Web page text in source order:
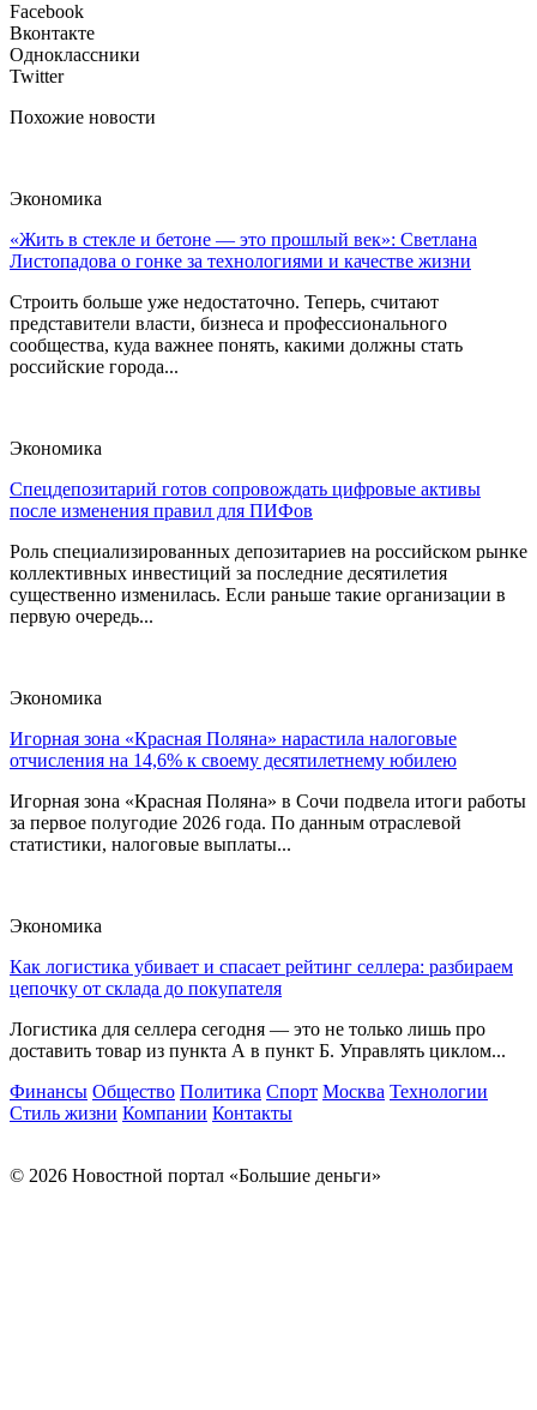
Facebook
Вконтакте
Одноклассники
Twitter
Похожие новости
Экономика
«Жить в стекле и бетоне — это прошлый век»: Светлана
Листопадова о гонке за технологиями и качестве жизни
Строить больше уже недостаточно. Теперь, считают
представители власти, бизнеса и профессионального
сообщества, куда важнее понять, какими должны стать
российские города...
Экономика
Спецдепозитарий готов сопровождать цифровые активы
после изменения правил для ПИФов
Роль специализированных депозитариев на российском рынке
коллективных инвестиций за последние десятилетия
существенно изменилась. Если раньше такие организации в
первую очередь...
Экономика
Игорная зона «Красная Поляна» нарастила налоговые
отчисления на 14,6% к своему десятилетнему юбилею
Игорная зона «Красная Поляна» в Сочи подвела итоги работы
за первое полугодие 2026 года. По данным отраслевой
статистики, налоговые выплаты...
Экономика
Как логистика убивает и спасает рейтинг селлера: разбираем
цепочку от склада до покупателя
Логистика для селлера сегодня — это не только лишь про
доставить товар из пункта А в пункт Б. Управлять циклом...
Финансы Общество Политика Спорт Москва Технологии
Стиль жизни Компании Контакты
© 2026 Новостной портал «Большие деньги»